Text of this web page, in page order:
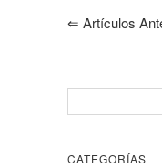
⇐ Artículos
CATEGORÍAS